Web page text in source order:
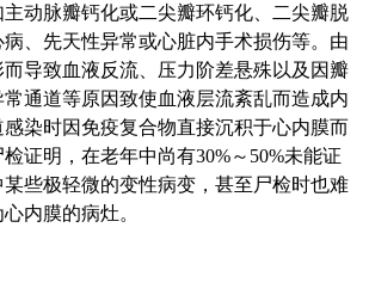
动脉瓣钙化或二尖瓣环钙化、二尖瓣脱
、先天性异常或心脏内手术损伤等。由
导致血液反流、压力阶差悬殊以及因瓣
通道等原因致使血液层流紊乱而造成内
染时因免疫复合物直接沉积于心内膜而
证明，在老年中尚有30%～50%未能证
些极轻微的变性病变，甚至尸检时也难
内膜的病灶。